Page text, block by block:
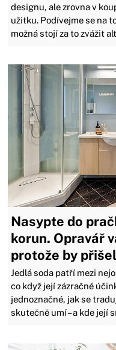
designu, ale zrovna v
užitku. Podívejme se na
možná stojí za to zvážit
Nasypte do
korun. Opravář
protože by
Jedlá soda patří mezi
co když její zázračné
jednoznačné, jak se
skutečně umí – a kde její